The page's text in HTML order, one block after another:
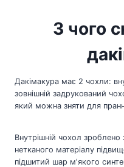
З чого
Дакімакура має 2 чохли:
зовнішній задрукований
який можна зняти для
Внутрішній чохол зроблено
нетканого матеріалу
підшитий шар мʼякого